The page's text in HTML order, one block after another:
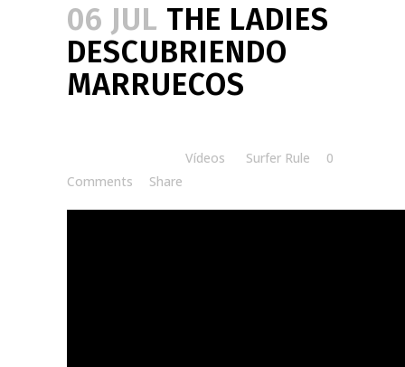
06 JUL THE LADIES
DESCUBRIENDO
MARRUECOS
Vídeos Surfer Rule
0
Comments
Share